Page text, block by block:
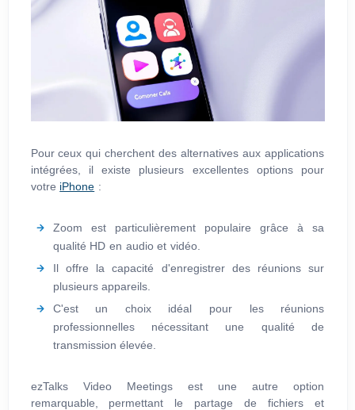
Pour ceux qui cherchent des alternatives aux applications
intégrées, il existe plusieurs excellentes options pour
votre iPhone :
Zoom est particulièrement populaire grâce à sa
qualité HD en audio et vidéo.
Il offre la capacité d'enregistrer des réunions sur
plusieurs appareils.
C'est un choix idéal pour les réunions
professionnelles nécessitant une qualité de
transmission élevée.
ezTalks Video Meetings est une autre option
remarquable, permettant le partage de fichiers et